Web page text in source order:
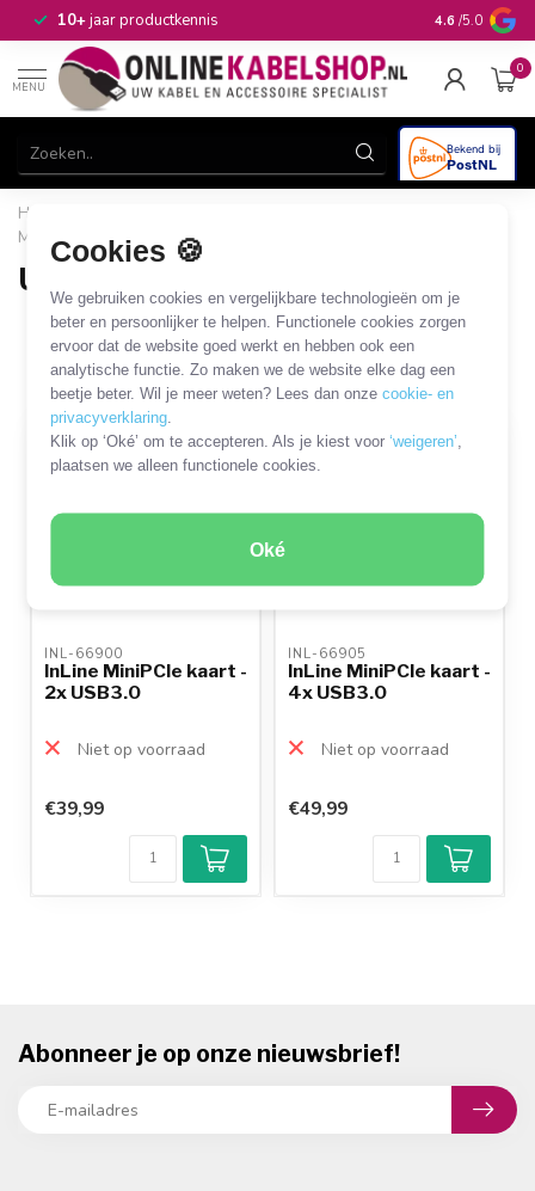
Cookies 🍪
We gebruiken cookies en vergelijkbare technologieën om je
beter en persoonlijker te helpen. Functionele cookies zorgen
ervoor dat de website goed werkt en hebben ook een
analytische functie. Zo maken we de website elke dag een
beetje beter. Wil je meer weten? Lees dan onzecookie- en
privacyverklaring
Klik op ‘Oké’ om te accepteren. Als je kiest voor‘weigeren’
plaatsen we alleen functionele cookies.
Oké
10+jaar productkennis 4.6 /5.0
MENU
0
Home
MiniPCIe kaarten
USB MiniPCIe kaarten
USB MiniPCIe kaarten
2 PRODUCTEN
Filters SORTEER OP
INL-66900
InLine MiniPCIe kaart -
2x USB3.0
Niet op voorraad
€39,99
INL-66905
InLine MiniPCIe kaart -
4x USB3.0
Niet op voorraad
€49,99
Abonneer je op onze nieuwsbrief!